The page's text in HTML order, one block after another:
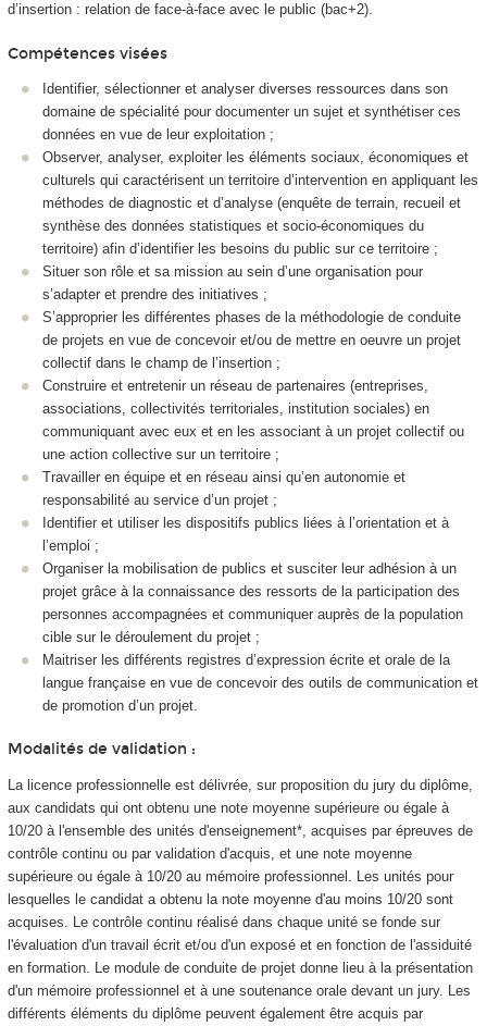
d’insertion : relation de face-à-face avec le public (bac+2).
Compétences visées
Identifier, sélectionner et analyser diverses ressources dans son
domaine de spécialité pour documenter un sujet et synthétiser ces
données en vue de leur exploitation ;
Observer, analyser, exploiter les éléments sociaux, économiques et
culturels qui caractérisent un territoire d’intervention en appliquant les
méthodes de diagnostic et d’analyse (enquête de terrain, recueil et
synthèse des données statistiques et socio-économiques du
territoire) afin d’identifier les besoins du public sur ce territoire ;
Situer son rôle et sa mission au sein d’une organisation pour
s’adapter et prendre des initiatives ;
S’approprier les différentes phases de la méthodologie de conduite
de projets en vue de concevoir et/ou de mettre en oeuvre un projet
collectif dans le champ de l’insertion ;
Construire et entretenir un réseau de partenaires (entreprises,
associations, collectivités territoriales, institution sociales) en
communiquant avec eux et en les associant à un projet collectif ou
une action collective sur un territoire ;
Travailler en équipe et en réseau ainsi qu’en autonomie et
responsabilité au service d’un projet ;
Identifier et utiliser les dispositifs publics liées à l’orientation et à
l’emploi ;
Organiser la mobilisation de publics et susciter leur adhésion à un
projet grâce à la connaissance des ressorts de la participation des
personnes accompagnées et communiquer auprès de la population
cible sur le déroulement du projet ;
Maitriser les différents registres d’expression écrite et orale de la
langue française en vue de concevoir des outils de communication et
de promotion d’un projet.
Modalités de validation :
La licence professionnelle est délivrée, sur proposition du jury du diplôme,
aux candidats qui ont obtenu une note moyenne supérieure ou égale à
10/20 à l'ensemble des unités d'enseignement*, acquises par épreuves de
contrôle continu ou par validation d'acquis, et une note moyenne
supérieure ou égale à 10/20 au mémoire professionnel. Les unités pour
lesquelles le candidat a obtenu la note moyenne d'au moins 10/20 sont
acquises. Le contrôle continu réalisé dans chaque unité se fonde sur
l'évaluation d'un travail écrit et/ou d'un exposé et en fonction de l'assiduité
en formation. Le module de conduite de projet donne lieu à la présentation
d'un mémoire professionnel et à une soutenance orale devant un jury. Les
différents éléments du diplôme peuvent également être acquis par